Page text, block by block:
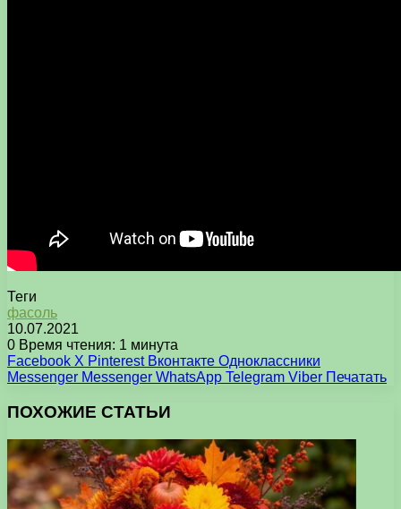
Теги
фасоль
10.07.2021
0 Время чтения: 1 минута
Facebook X Pinterest Вконтакте Одноклассники
Messenger Messenger WhatsApp Telegram Viber Печатать
ПОХОЖИЕ СТАТЬИ